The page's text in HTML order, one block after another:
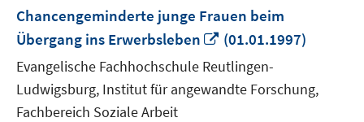
Chancengeminderte junge Frauen beim
Übergang ins Erwerbsleben
In
neuem
Fenster
öffnen
(01.01.1997)
Evangelische Fachhochschule Reutlingen-
Ludwigsburg, Institut für angewandte Forschung,
Fachbereich Soziale Arbeit